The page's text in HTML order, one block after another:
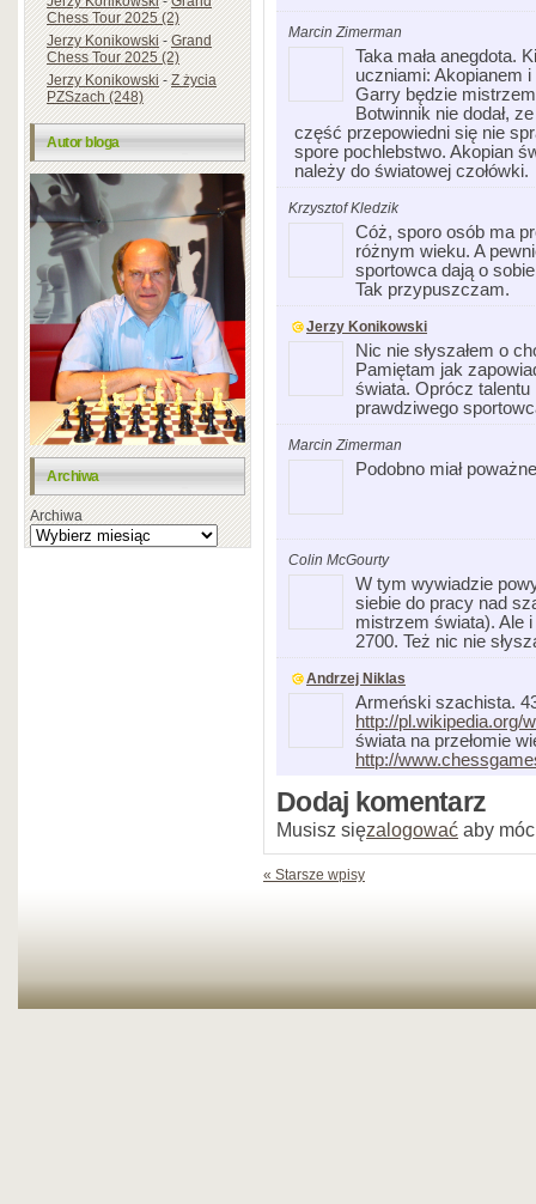
Chess Tour 2025 (2)
Jerzy Konikowski-Grand
Chess Tour 2025 (2)
Jerzy Konikowski-Z życia
PZSzach (248)
Autor bloga
Archiwa
Archiwa
Marcin Zimerman
Taka mała anegdota.
uczniami: Akopianem
Garry będzie
Botwinnik nie dodał,
część przepowiedni się nie
spore pochlebstwo. Akopian
należy do światowej czołówki.
Krzysztof Kledzik
Cóż, sporo osób ma
różnym wieku. A
sportowca dają o
Tak przypuszczam.
Jerzy Konikowski
Nic nie słyszałem o
Pamiętam jak
świata. Oprócz
prawdziwego
Marcin Zimerman
Podobno miał
Colin McGourty
W tym wywiadzie
siebie do pracy nad
mistrzem świata). Ale
2700. Też nic nie
Andrzej Niklas
Armeński szachista.
http://pl.wikipedia.org/
świata na przełomie
http://
Dodaj komentarz
Musisz sięzalogować aby
« Starsze wpisy